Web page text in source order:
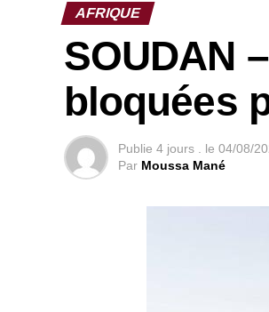
AFRIQUE
SOUDAN
bloquées
Publie 4 jours . le 04/08/
Par Moussa Mané